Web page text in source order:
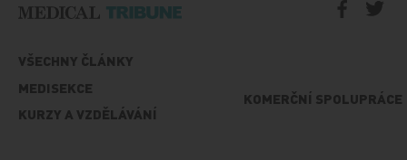
VŠECHNY ČLÁNKY
MEDISEKCE
KURZY A VZDĚLÁVÁNÍ
KOMERČNÍ SPOLUPRÁCE